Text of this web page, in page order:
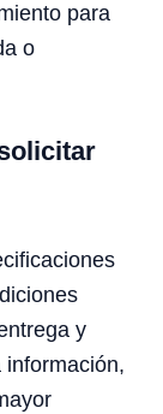
para
o
y
información,